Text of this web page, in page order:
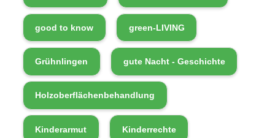
good to know green-LIVING
Grühnlingen gute Nacht - Geschichte
Holzoberflächenbehandlung
Kinderarmut Kinderrechte